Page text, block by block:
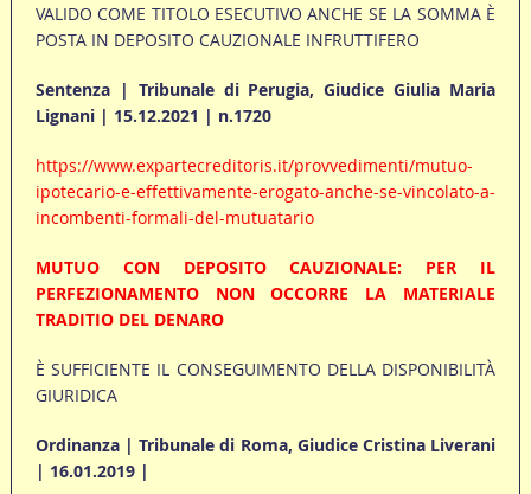
VALIDO COME TITOLO ESECUTIVO ANCHE SE LA SOMMA È
POSTA IN DEPOSITO CAUZIONALE INFRUTTIFERO
Sentenza | Tribunale di Perugia, Giudice Giulia Maria
Lignani | 15.12.2021 | n.1720
https://www.expartecreditoris.it/provvedimenti/mutuo-
ipotecario-e-effettivamente-erogato-anche-se-vincolato-a-
incombenti-formali-del-mutuatario
MUTUO CON DEPOSITO CAUZIONALE: PER IL
PERFEZIONAMENTO NON OCCORRE LA MATERIALE
TRADITIO DEL DENARO
È SUFFICIENTE IL CONSEGUIMENTO DELLA DISPONIBILITÀ
GIURIDICA
Ordinanza | Tribunale di Roma, Giudice Cristina Liverani
| 16.01.2019 |